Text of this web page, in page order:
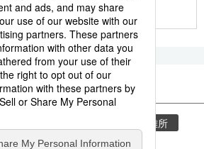
もっと見る
ド
避難所